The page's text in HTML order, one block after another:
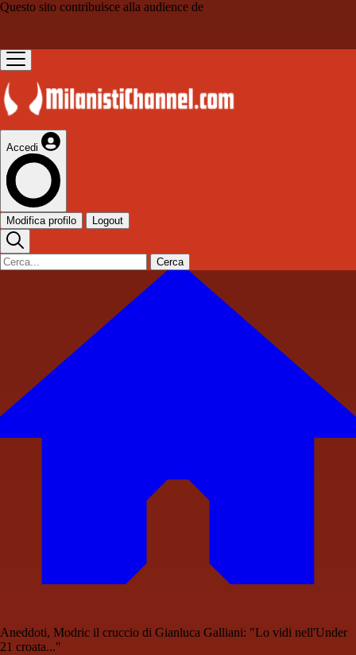
Questo sito contribuisce alla audience de
Accedi
Modifica profilo Logout
Cerca
Aneddoti, Modric il cruccio di Gianluca Galliani: "Lo vidi nell'Under
21 croata..."